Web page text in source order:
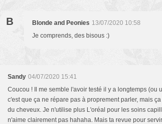
B Blonde and Peonies 13/07/2020 10:58
Je comprends, des bisous :)
Sandy 04/07/2020 15:41
Coucou ! Il me semble l'avoir testé il y a longtemps (ou
c'est que ça ne répare pas à proprement parler, mais
du cheveux. Je n'utilise plus L'oréal pour les soins
n'aime clairement pas hahaha. Mais ta revue pour